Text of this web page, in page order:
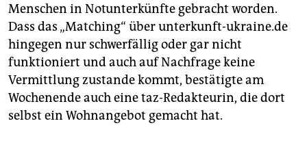
Menschen in Notunterkünfte gebracht worden.
Dass das „Matching“ über unterkunft-ukraine.de
hingegen nur schwerfällig oder gar nicht
funktioniert und auch auf Nachfrage keine
Vermittlung zustande kommt, bestätigte am
Wochenende auch eine taz-Redakteurin, die dort
selbst ein Wohnangebot gemacht hat.